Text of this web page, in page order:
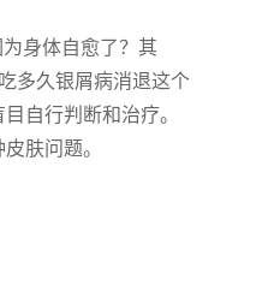
身体自愈了？其
多久银屑病消退这个
自行判断和治疗。
肤问题。